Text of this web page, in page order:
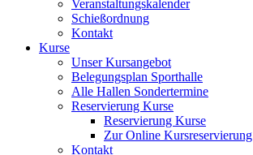
Veranstaltungskalender
Schießordnung
Kontakt
Kurse
Unser Kursangebot
Belegungsplan Sporthalle
Alle Hallen Sondertermine
Reservierung Kurse
Reservierung Kurse
Zur Online Kursreservierung
Kontakt